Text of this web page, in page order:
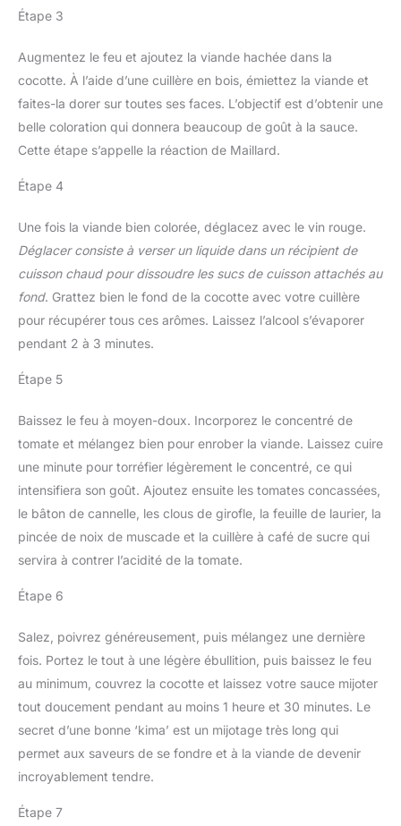
Étape 3
Augmentez le feu et ajoutez la viande hachée dans la
cocotte. À l’aide d’une cuillère en bois, émiettez la viande et
faites-la dorer sur toutes ses faces. L’objectif est d’obtenir une
belle coloration qui donnera beaucoup de goût à la sauce.
Cette étape s’appelle la réaction de Maillard.
Étape 4
Une fois la viande bien colorée, déglacez avec le vin rouge.
Déglacer consiste à verser un liquide dans un récipient de
cuisson chaud pour dissoudre les sucs de cuisson attachés au
fond. Grattez bien le fond de la cocotte avec votre cuillère
pour récupérer tous ces arômes. Laissez l’alcool s’évaporer
pendant 2 à 3 minutes.
Étape 5
Baissez le feu à moyen-doux. Incorporez le concentré de
tomate et mélangez bien pour enrober la viande. Laissez cuire
une minute pour torréfier légèrement le concentré, ce qui
intensifiera son goût. Ajoutez ensuite les tomates concassées,
le bâton de cannelle, les clous de girofle, la feuille de laurier, la
pincée de noix de muscade et la cuillère à café de sucre qui
servira à contrer l’acidité de la tomate.
Étape 6
Salez, poivrez généreusement, puis mélangez une dernière
fois. Portez le tout à une légère ébullition, puis baissez le feu
au minimum, couvrez la cocotte et laissez votre sauce mijoter
tout doucement pendant au moins 1 heure et 30 minutes. Le
secret d’une bonne ‘kima’ est un mijotage très long qui
permet aux saveurs de se fondre et à la viande de devenir
incroyablement tendre.
Étape 7